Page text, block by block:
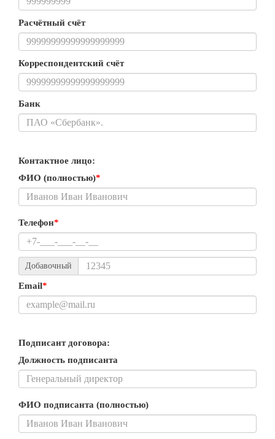
Расчётный счёт
Корреспондентский счёт
Банк
Контактное лицо:
ФИО (полностью)*
Телефон*
Добавочный
Email*
Подписант договора:
Должность подписанта
ФИО подписанта (полностью)